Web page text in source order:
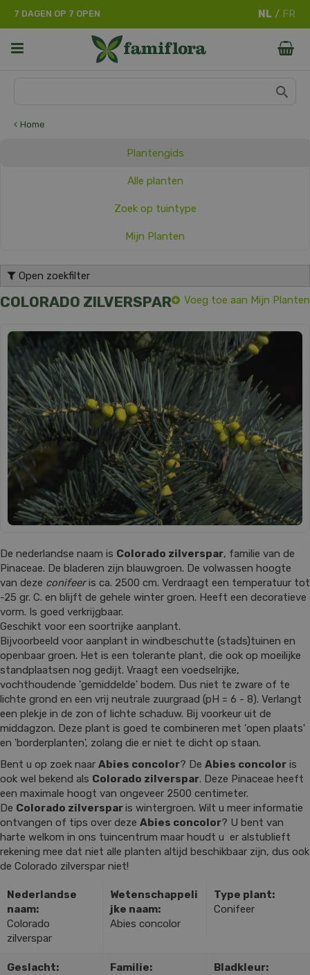
Home
7 DAGEN OP 7 OPEN
Plantengids
Alle planten
Zoek op tuintype
Mijn Planten
Open zoekfilter
COLORADO ZILVERSPAR Voeg toe aan Mijn Planten
De nederlandse naam is Colorado zilverspar, familie van de
Pinaceae. De bladeren zijn blauwgroen. De volwassen hoogte
van deze conifeeris ca. 2500 cm. Verdraagt een temperatuur tot
-25 gr. C. en blijft de gehele winter groen. Heeft een decoratieve
vorm. Is goed verkrijgbaar.
Geschikt voor een soortrijke aanplant.
Bijvoorbeeld voor aanplant in windbeschutte (stads)tuinen en
openbaar groen. Het is een tolerante plant, die ook op moeilijke
standplaatsen nog gedijt. Vraagt een voedselrijke,
vochthoudende 'gemiddelde' bodem. Dus niet te zware of te
lichte grond en een vrij neutrale zuurgraad (pH = 6 - 8). Verlangt
een plekje in de zon of lichte schaduw. Bij voorkeur uit de
middagzon. Deze plant is goed te combineren met 'open plaats'
en 'borderplanten', zolang die er niet te dicht op staan.
Bent u op zoek naar Abies concolor? De Abies concolor is
ook wel bekend als Colorado zilverspar. Deze Pinaceae heeft
een maximale hoogt van ongeveer 2500 centimeter.
De Colorado zilversparis wintergroen. Wilt u meer informatie
ontvangen of tips over deze Abies concolor? U bent van
harte welkom in ons tuincentrum maar houdt u er alstublieft
rekening mee dat niet alle planten altijd beschikbaar zijn, dus ook
de Colorado zilverspar niet!
Nederlandse
naam:
Colorado
zilverspar
Wetenschappeli
jke naam:
Abies concolor
Type plant:
Conifeer
Geslacht:
Familie:
Bladkleur: